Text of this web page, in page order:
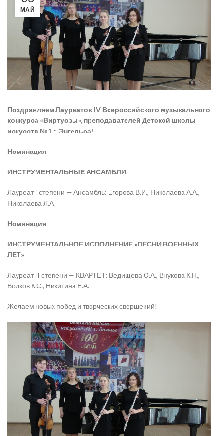
МАЙ
Поздравляем Лауреатов IV Всероссийского музыкального
конкурса «Виртуозы», преподавателей Детской школы
искусств №1 г. Энгельса!
Номинация
ИНСТРУМЕНТАЛЬНЫЕ АНСАМБЛИ
Лауреат I степени — Ансамбль: Егорова В.И., Николаева А.А.,
Николаева Л.А.
Номинация
ИНСТРУМЕНТАЛЬНОЕ ИСПОЛНЕНИЕ «ПЕСНИ ВОЕННЫХ
ЛЕТ»
Лауреат II степени — КВАРТЕТ: Ведищева О.А., Внукова К.Н.,
Волков К.С., Никитина Е.А.
Желаем новых побед и творческих свершений!